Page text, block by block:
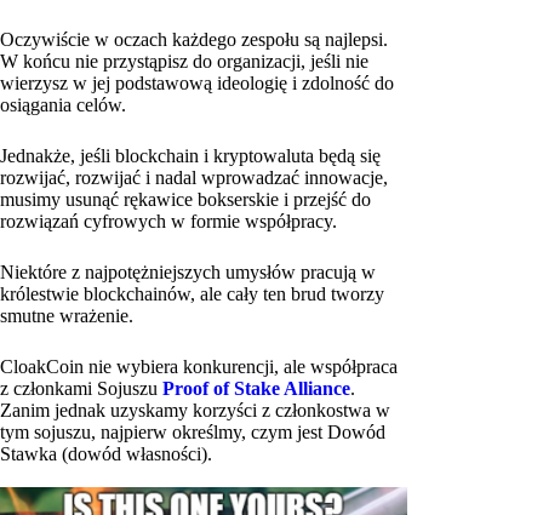
Oczywiście w oczach każdego zespołu są najlepsi.
W końcu nie przystąpisz do organizacji, jeśli nie
wierzysz w jej podstawową ideologię i zdolność do
osiągania celów.
Jednakże, jeśli blockchain i kryptowaluta będą się
rozwijać, rozwijać i nadal wprowadzać innowacje,
musimy usunąć rękawice bokserskie i przejść do
rozwiązań cyfrowych w formie współpracy.
Niektóre z najpotężniejszych umysłów pracują w
królestwie blockchainów, ale cały ten brud tworzy
smutne wrażenie.
CloakCoin nie wybiera konkurencji, ale współpraca
z członkami Sojuszu Proof of Stake Alliance.
Zanim jednak uzyskamy korzyści z członkostwa w
tym sojuszu, najpierw określmy, czym jest Dowód
Stawka (dowód własności).